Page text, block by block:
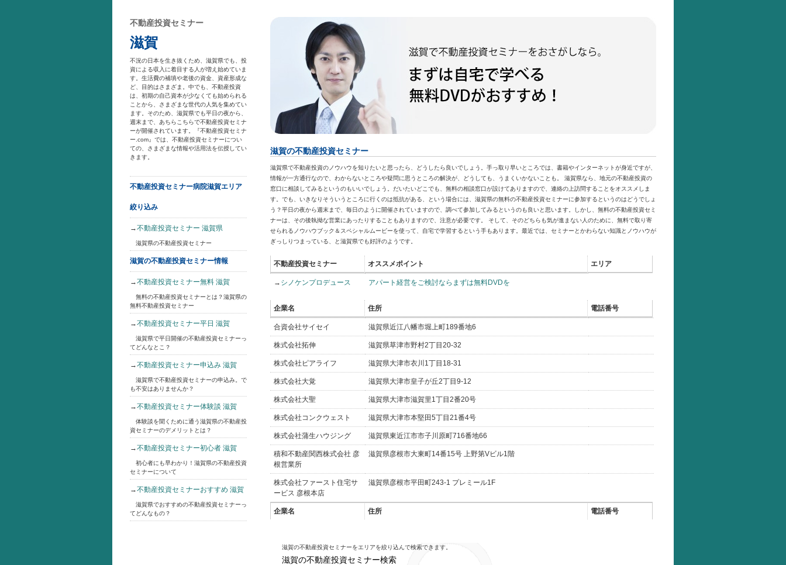
不動産投資セミナー
滋賀
不況の日本を生き抜くため、滋賀県でも、投
資による収入に着目する人が増え始めていま
す。生活費の補填や老後の資金、資産形成な
ど、目的はさまざま。中でも、不動産投資
は、初期の自己資本が少なくても始められる
ことから、さまざまな世代の人気を集めてい
ます。そのため、滋賀県でも平日の夜から、
週末まで、あちらこちらで不動産投資セミナ
ーが開催されています。『不動産投資セミナ
ー.com』では、不動産投資セミナーについ
ての、さまざまな情報や活用法を伝授してい
きます。
不動産投資セミナー病院滋賀エリア
絞り込み
→不動産投資セミナー 滋賀県
滋賀県の不動産投資セミナー
滋賀の不動産投資セミナー情報
→不動産投資セミナー無料 滋賀
無料の不動産投資セミナーとは？滋賀県の
無料不動産投資セミナー
→不動産投資セミナー平日 滋賀
滋賀県で平日開催の不動産投資セミナーっ
てどんなとこ？
→不動産投資セミナー申込み 滋賀
滋賀県で不動産投資セミナーの申込み。で
も不安はありませんか？
→不動産投資セミナー体験談 滋賀
体験談を聞くために通う滋賀県の不動産投
資セミナーのデメリットとは？
→不動産投資セミナー初心者 滋賀
初心者にも早わかり！滋賀県の不動産投資
セミナーについて
→不動産投資セミナーおすすめ 滋賀
滋賀県でおすすめの不動産投資セミナーっ
てどんなもの？
滋賀の不動産投資セミナー
滋賀県で不動産投資のノウハウを知りたいと思ったら、どうしたら良いでしょう。手っ取り早いところでは、書籍やインターネットが身近ですが、
情報が一方通行なので、わからないところや疑問に思うところの解決が、どうしても、うまくいかないことも。 滋賀県なら、地元の不動産投資の
窓口に相談してみるというのもいいでしょう。だいたいどこでも、無料の相談窓口が設けてありますので、連絡の上訪問することをオススメしま
す。でも、いきなりそういうところに行くのは抵抗がある、という場合には、滋賀県の無料の不動産投資セミナーに参加するというのはどうでしょ
う？平日の夜から週末まで、毎日のように開催されていますので、調べて参加してみるというのも良いと思います。しかし、無料の不動産投資セミ
ナーは、その後執拗な営業にあったりすることもありますので、注意が必要です。 そして、そのどちらも気が進まない人のために、無料で取り寄
せられるノウハウブック＆スペシャルムービーを使って、自宅で学習するという手もあります。最近では、セミナーとかわらない知識とノウハウが
ぎっしりつまっている、と滋賀県でも好評のようです。
不動産投資セミナー オススメポイント エリア
→ シノケンプロデュース アパート経営をご検討ならまずは無料DVDを
企業名 住所 電話番号
合資会社サイセイ 滋賀県近江八幡市堀上町189番地6
株式会社拓伸 滋賀県草津市野村2丁目20-32
株式会社ピアライフ 滋賀県大津市衣川1丁目18-31
株式会社大覚 滋賀県大津市皇子が丘2丁目9-12
株式会社大聖 滋賀県大津市滋賀里1丁目2番20号
株式会社コンクウェスト 滋賀県大津市本堅田5丁目21番4号
株式会社蒲生ハウジング 滋賀県東近江市市子川原町716番地66
積和不動産関西株式会社 彦
根営業所
滋賀県彦根市大東町14番15号 上野第Vビル1階
株式会社ファースト住宅サ
ービス 彦根本店
滋賀県彦根市平田町243-1 プレミール1F
企業名 住所 電話番号
滋賀の不動産投資セミナーをエリアを絞り込んで検索できます。
滋賀の不動産投資セミナー検索